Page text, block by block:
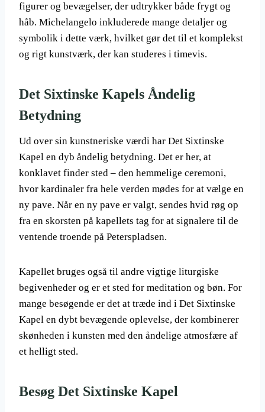
figurer og bevægelser, der udtrykker både frygt og
håb. Michelangelo inkluderede mange detaljer og
symbolik i dette værk, hvilket gør det til et komplekst
og rigt kunstværk, der kan studeres i timevis.
Det Sixtinske Kapels Åndelig
Betydning
Ud over sin kunstneriske værdi har Det Sixtinske
Kapel en dyb åndelig betydning. Det er her, at
konklavet finder sted – den hemmelige ceremoni,
hvor kardinaler fra hele verden mødes for at vælge en
ny pave. Når en ny pave er valgt, sendes hvid røg op
fra en skorsten på kapellets tag for at signalere til de
ventende troende på Peterspladsen.
Kapellet bruges også til andre vigtige liturgiske
begivenheder og er et sted for meditation og bøn. For
mange besøgende er det at træde ind i Det Sixtinske
Kapel en dybt bevægende oplevelse, der kombinerer
skønheden i kunsten med den åndelige atmosfære af
et helligt sted.
Besøg Det Sixtinske Kapel